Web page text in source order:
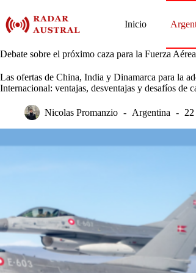
contenido
Inicio
Debate sobre el próximo caza para la Fuerza
Las ofertas de China, India y Dinamarca para la
Internacional: ventajas, desventajas y desafíos de
Nicolas Promanzio Argentina